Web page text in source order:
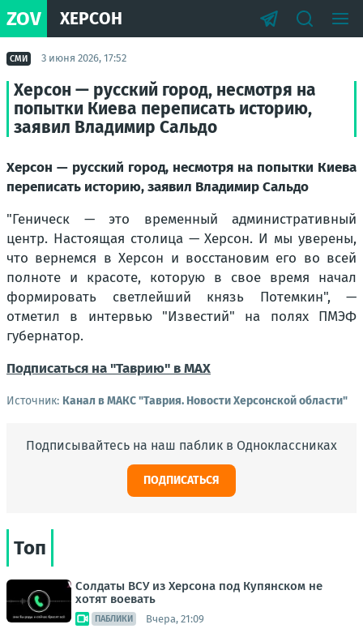
ZOV ХЕРСОН
СМИ 3 июня 2026, 17:52
Херсон — русский город, несмотря на
попытки Киева переписать историю,
заявил Владимир Сальдо
Херсон — русский город, несмотря на попытки Киева
переписать историю, заявил Владимир Сальдо
"Геническ — это временный административный
центр. Настоящая столица — Херсон. И мы уверены,
что вернемся в Херсон и восстановим его во всей
полноте и красоте, которую в свое время начал
формировать светлейший князь Потемкин", —
отметил в интервью "Известий" на полях ПМЭФ
губернатор.
Подписаться на "Таврию" в MAX
Источник: Канал в МАКС "Таврия. Новости Херсонской области"
Подписывайтесь на наш паблик в Одноклассниках
ПОДПИСАТЬСЯ
Топ
Солдаты ВСУ из Херсона под Купянском не
хотят воевать
ПАБЛИКИ Вчера, 21:09